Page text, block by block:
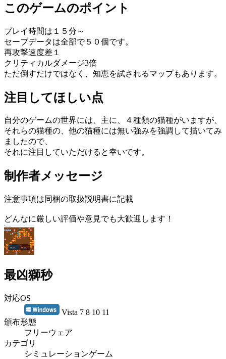
このゲームのポイント
プレイ時間は１５分～
セーブデータは全部で５０個です。
再攻撃速度差１
クリティカルダメージ3倍
ただ倒すだけではなく、知恵を試されるマップもあります。
注目してほしい点
自分のゲームの世界には、主に、４種類の猫種がいますが、
それらの猫種の、他の猫種には無い強みを強調して描いてみ
ましたので、
それに注目していただけると幸いです。
制作者メッセージ
注意事項は同梱の取扱説明書に記載
どんなに厳しい評価や意見でも大歓迎します！
最凶獅秒
対応OS
Vista 7 8 10 11
頒布形態
フリーウェア
カテゴリ
シミュレーションゲーム